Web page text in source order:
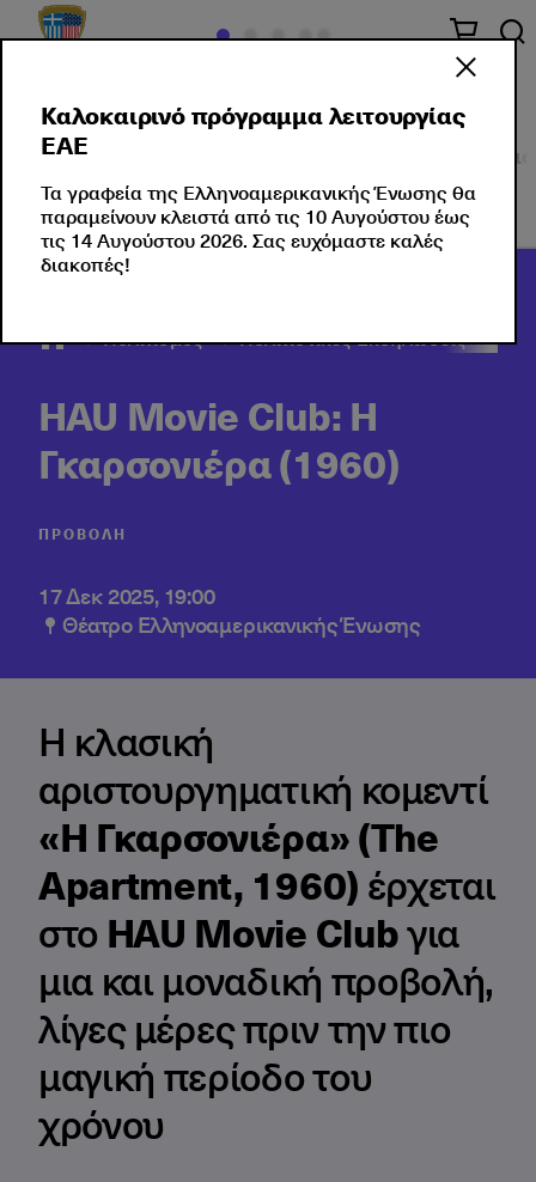
Πολιτισμός στο κέντρο Σεμινάρια
Πολιτισμός Πολιτιστικές Εκδηλώσεις
HAU Movie Club: Η
Γκαρσονιέρα (1960)
ΠΡΟΒΟΛΉ
17 Δεκ 2025, 19:00
Θέατρο Ελληνοαμερικανικής Ένωσης
Η κλασική
αριστουργηματική κομεντί
«Η Γκαρσονιέρα» (The
Apartment, 1960)έρχεται
στοHAU Movie Clubγια
μια και μοναδική προβολή,
λίγες μέρες πριν την πιο
μαγική περίοδο του
χρόνου
Καλοκαιρινό πρόγραμμα λειτουργίας
ΕΑΕ
Τα γραφεία της Ελληνοαμερικανικής Ένωσης θα
παραμείνουν κλειστά από τις 10 Αυγούστου έως
τις 14 Αυγούστου 2026. Σας ευχόμαστε καλές
διακοπές!